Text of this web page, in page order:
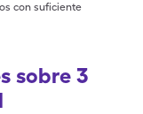
con suficiente
sobre 3